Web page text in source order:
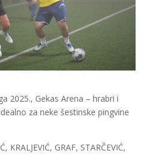
2025., Gekas Arena – hrabri i
za neke šestinske pingvine
KRALJEVIĆ, GRAF, STARČEVIĆ,